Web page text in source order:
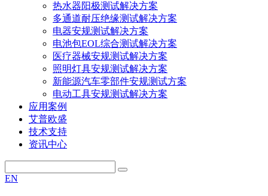
热水器阳极测试解决方案
多通道耐压绝缘测试解决方案
电器安规测试解决方案
电池包EOL综合测试解决方案
医疗器械安规测试解决方案
照明灯具安规测试解决方案
新能源汽车零部件安规测试方案
电动工具安规测试解决方案
应用案例
艾普欧盛
技术支持
资讯中心
EN